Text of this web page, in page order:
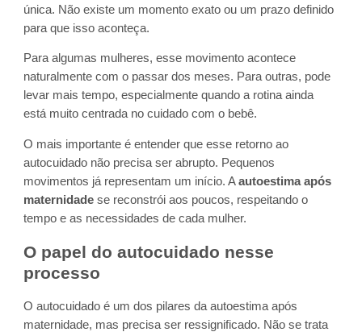
única. Não existe um momento exato ou um prazo definido
para que isso aconteça.
Para algumas mulheres, esse movimento acontece
naturalmente com o passar dos meses. Para outras, pode
levar mais tempo, especialmente quando a rotina ainda
está muito centrada no cuidado com o bebê.
O mais importante é entender que esse retorno ao
autocuidado não precisa ser abrupto. Pequenos
movimentos já representam um início. Aautoestima após
maternidade se reconstrói aos poucos, respeitando o
tempo e as necessidades de cada mulher.
O papel do autocuidado nesse
processo
O autocuidado é um dos pilares da autoestima após
maternidade, mas precisa ser ressignificado. Não se trata